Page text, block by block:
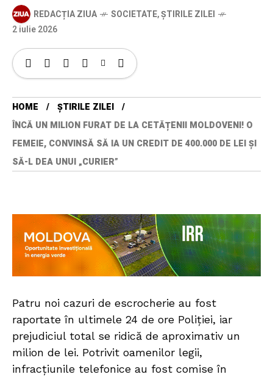
REDACȚIA ZIUA SOCIETATE,ȘTIRILE ZILEI
2 iulie 2026
HOME
ȘTIRILE ZILEI
ÎNCĂ UN MILION FURAT DE LA CETĂȚENII MOLDOVENI! O
FEMEIE, CONVINSĂ SĂ IA UN CREDIT DE 400.000 DE LEI ȘI
SĂ-L DEA UNUI „CURIER”
Patru noi cazuri de escrocherie au fost
raportate în ultimele 24 de ore Poliției, iar
prejudiciul total se ridică de aproximativ un
milion de lei. Potrivit oamenilor legii,
infracțiunile telefonice au fost comise în